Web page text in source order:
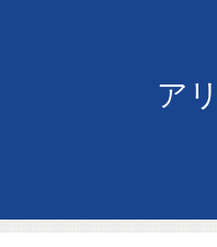
ア